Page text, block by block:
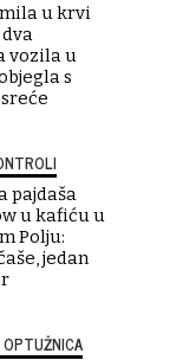
u krvi
vozila u
s
pajdaša
u kafiću u
Polju:
jedan